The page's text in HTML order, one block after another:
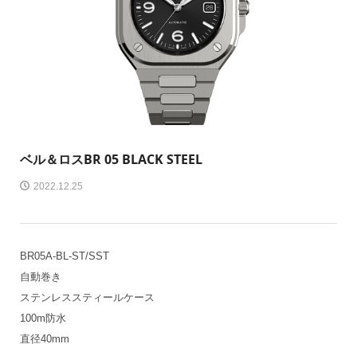
ベル＆ロスBR 05 BLACK STEEL
2022.12.25
BR05A-BL-ST/SST
自動巻き
ステンレススティールケース
100m防水
直径40mm